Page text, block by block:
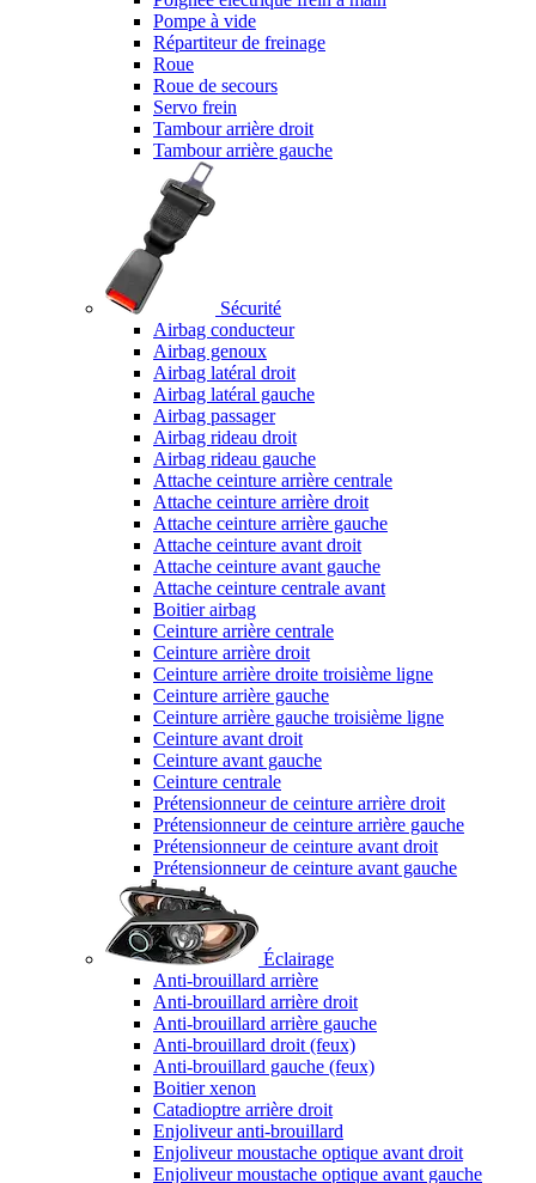
Pompe à vide
Répartiteur de freinage
Roue
Roue de secours
Servo frein
Tambour arrière droit
Tambour arrière gauche
Sécurité
Airbag conducteur
Airbag genoux
Airbag latéral droit
Airbag latéral gauche
Airbag passager
Airbag rideau droit
Airbag rideau gauche
Attache ceinture arrière centrale
Attache ceinture arrière droit
Attache ceinture arrière gauche
Attache ceinture avant droit
Attache ceinture avant gauche
Attache ceinture centrale avant
Boitier airbag
Ceinture arrière centrale
Ceinture arrière droit
Ceinture arrière droite troisième ligne
Ceinture arrière gauche
Ceinture arrière gauche troisième ligne
Ceinture avant droit
Ceinture avant gauche
Ceinture centrale
Prétensionneur de ceinture arrière droit
Prétensionneur de ceinture arrière gauche
Prétensionneur de ceinture avant droit
Prétensionneur de ceinture avant gauche
Éclairage
Anti-brouillard arrière
Anti-brouillard arrière droit
Anti-brouillard arrière gauche
Anti-brouillard droit (feux)
Anti-brouillard gauche (feux)
Boitier xenon
Catadioptre arrière droit
Enjoliveur anti-brouillard
Enjoliveur moustache optique avant droit
Enjoliveur moustache optique avant gauche